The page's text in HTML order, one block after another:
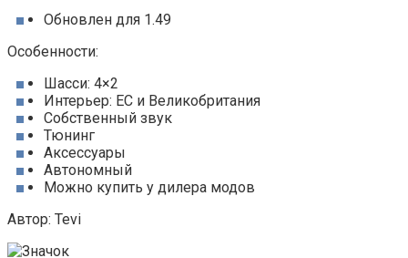
Обновлен для 1.49
Особенности:
Шасси: 4×2
Интерьер: ЕС и Великобритания
Собственный звук
Тюнинг
Аксессуары
Автономный
Можно купить у дилера модов
Автор: Tevi